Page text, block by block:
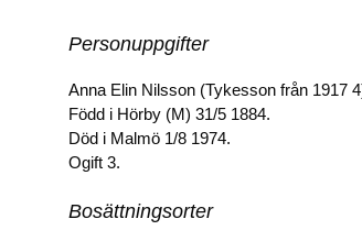
o
o
n
n
Personuppgifter
Anna Elin Nilsson (Tykesson från 1917
Född i Hörby (M) 31/5 1884.
Död i Malmö 1/8 1974.
Ogift 3.
Bosättningsorter